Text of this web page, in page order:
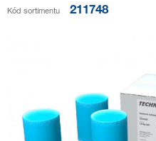
Kód sortimentu 211748